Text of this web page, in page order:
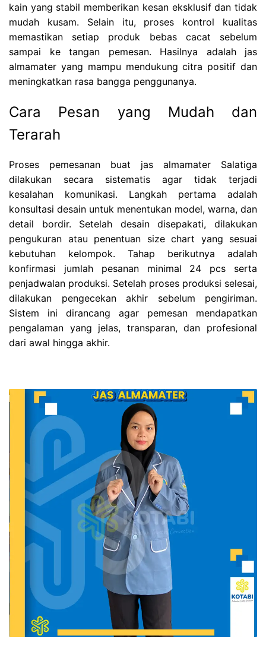
kain yang stabil memberikan kesan eksklusif dan tidak
mudah kusam. Selain itu, proses kontrol kualitas
memastikan setiap produk bebas cacat sebelum
sampai ke tangan pemesan. Hasilnya adalah jas
almamater yang mampu mendukung citra positif dan
meningkatkan rasa bangga penggunanya.
Cara Pesan yang Mudah dan
Terarah
Proses pemesanan buat jas almamater Salatiga
dilakukan secara sistematis agar tidak terjadi
kesalahan komunikasi. Langkah pertama adalah
konsultasi desain untuk menentukan model, warna, dan
detail bordir. Setelah desain disepakati, dilakukan
pengukuran atau penentuan size chart yang sesuai
kebutuhan kelompok. Tahap berikutnya adalah
konfirmasi jumlah pesanan minimal 24 pcs serta
penjadwalan produksi. Setelah proses produksi selesai,
dilakukan pengecekan akhir sebelum pengiriman.
Sistem ini dirancang agar pemesan mendapatkan
pengalaman yang jelas, transparan, dan profesional
dari awal hingga akhir.